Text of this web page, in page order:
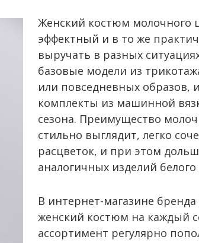
Женский костюм молочного
эффектный и в то же
выручать в разных
базовые модели из
или повседневных образов, и
комплекты из машинной
сезона. Преимущество
стильно выглядит, легко
расцветок, и при этом
аналогичных изделий белого
В интернет-магазине
женский костюм на каждый
ассортимент регулярно